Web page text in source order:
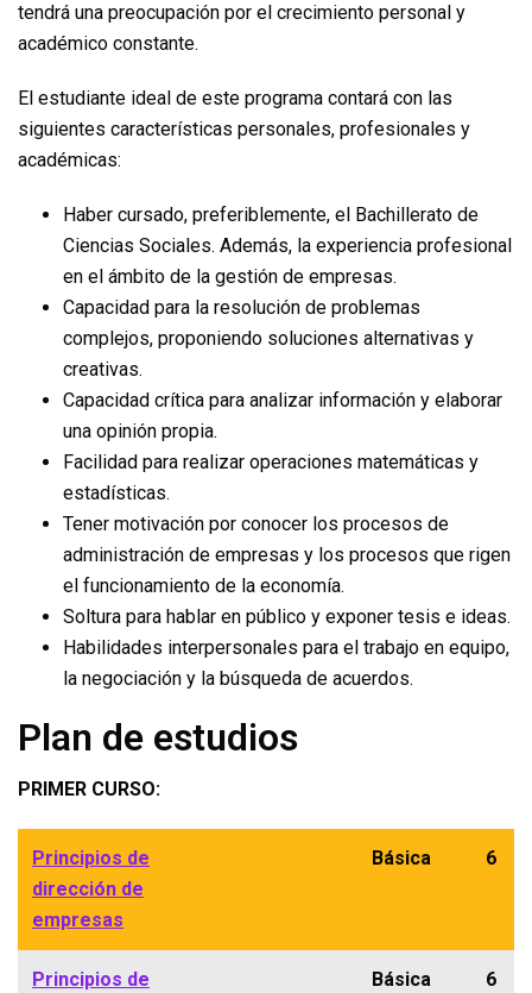
tendrá una preocupación por el crecimiento personal y
académico constante.
El estudiante ideal de este programa contará con las
siguientes características personales, profesionales y
académicas:
Haber cursado, preferiblemente, el Bachillerato de
Ciencias Sociales. Además, la experiencia profesional
en el ámbito de la gestión de empresas.
Capacidad para la resolución de problemas
complejos, proponiendo soluciones alternativas y
creativas.
Capacidad crítica para analizar información y elaborar
una opinión propia.
Facilidad para realizar operaciones matemáticas y
estadísticas.
Tener motivación por conocer los procesos de
administración de empresas y los procesos que rigen
el funcionamiento de la economía.
Soltura para hablar en público y exponer tesis e ideas.
Habilidades interpersonales para el trabajo en equipo,
la negociación y la búsqueda de acuerdos.
Plan de estudios
PRIMER CURSO:
Principios de
dirección de
empresas
Básica 6
Principios de
Básica 6